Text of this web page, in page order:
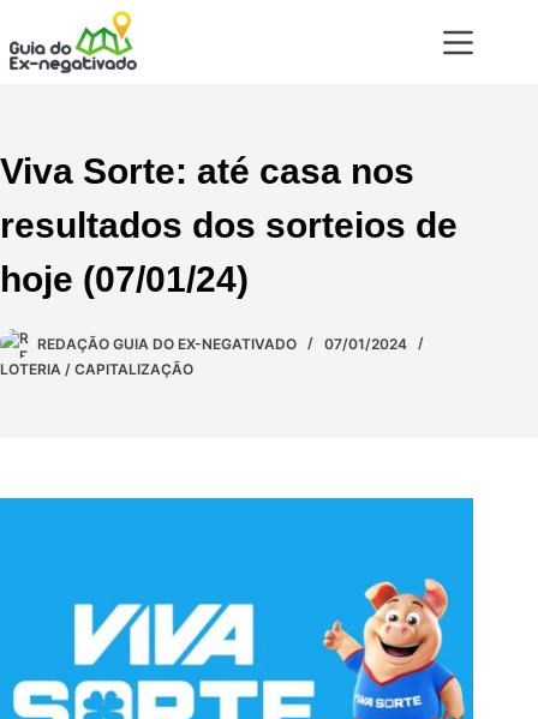
Viva Sorte: até casa nos
resultados dos sorteios de
hoje (07/01/24)
REDAÇÃO GUIA DO EX-NEGATIVADO
07/01/2024
LOTERIA / CAPITALIZAÇÃO